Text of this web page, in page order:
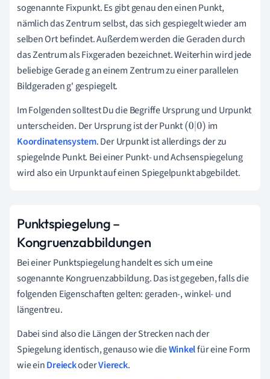
sogenannte Fixpunkt. Es gibt genau den einen Punkt,
nämlich das Zentrum selbst, das sich gespiegelt wieder am
selben Ort befindet. Außerdem werden die Geraden durch
das Zentrum als Fixgeraden bezeichnet. Weiterhin wird jede
beliebige Gerade g an einem Zentrum zu einer parallelen
Bildgeraden g' gespiegelt.
Im Folgenden solltest Du die Begriffe Ursprung und Urpunkt
unterscheiden. Der Ursprung ist der Punkt(0| 0) im
Koordinatensystem. Der Urpunkt ist allerdings der zu
spiegelnde Punkt. Bei einer Punkt- und Achsenspiegelung
wird also ein Urpunkt auf einen Spiegelpunkt abgebildet.
Punktspiegelung –
Kongruenzabbildungen
Bei einer Punktspiegelung handelt es sich um eine
sogenannte Kongruenzabbildung. Das ist gegeben, falls die
folgenden Eigenschaften gelten: geraden-, winkel- und
längentreu.
Dabei sind also die Längen der Strecken nach der
Spiegelung identisch, genauso wie dieWinkelfür eine Form
wie einDreieckoderViereck.